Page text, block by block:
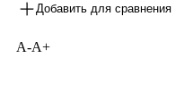
Добавить для сравнения